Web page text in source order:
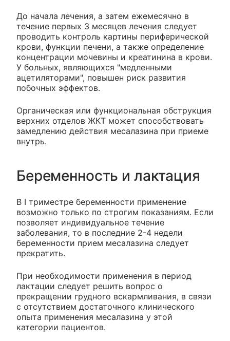
До начала лечения, а затем ежемесячно в
течение первых 3 месяцев лечения следует
проводить контроль картины периферической
крови, функции печени, а также определение
концентрации мочевины и креатинина в крови.
У больных, являющихся "медленными
ацетиляторами", повышен риск развития
побочных эффектов.
Органическая или функциональная обструкция
верхних отделов ЖКТ может способствовать
замедлению действия месалазина при приеме
внутрь.
Беременность и лактация
В I триместре беременности применение
возможно только по строгим показаниям. Если
позволяет индивидуальное течение
заболевания, то в последние 2-4 недели
беременности прием месалазина следует
прекратить.
При необходимости применения в период
лактации следует решить вопрос о
прекращении грудного вскармливания, в связи
с отсутствием достаточного клинического
опыта применения месалазина у этой
категории пациентов.